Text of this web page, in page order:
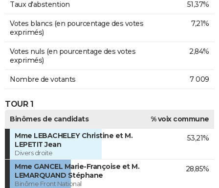
Taux d'abstention 51,37%
Votes blancs (en pourcentage des votes
exprimés)
7,21%
Votes nuls (en pourcentage des votes
exprimés)
2,84%
Nombre de votants 7 009
TOUR 1
Binômes de candidats
% voix commune
Mme LEBACHELEY Christine et M.
LEPETIT Jean
Divers droite
53,21%
Mme GANCEL Marie-Françoise et M.
LEMARQUAND Stéphane
Binôme Front National
28,85%